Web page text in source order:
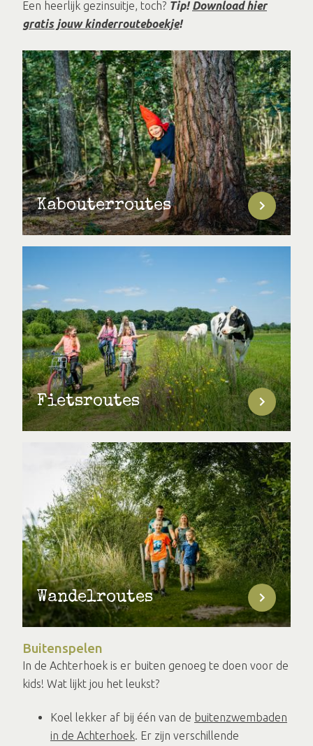
Een heerlijk gezinsuitje, toch? Tip!Download hier
gratis jouw kinderrouteboekje!
Kabouterroutes
Fietsroutes
Wandelroutes
Buitenspelen
In de Achterhoek is er buiten genoeg te doen voor de
kids! Wat lijkt jou het leukst?
Koel lekker af bij één van de buitenzwembaden
in de Achterhoek. Er zijn verschillende